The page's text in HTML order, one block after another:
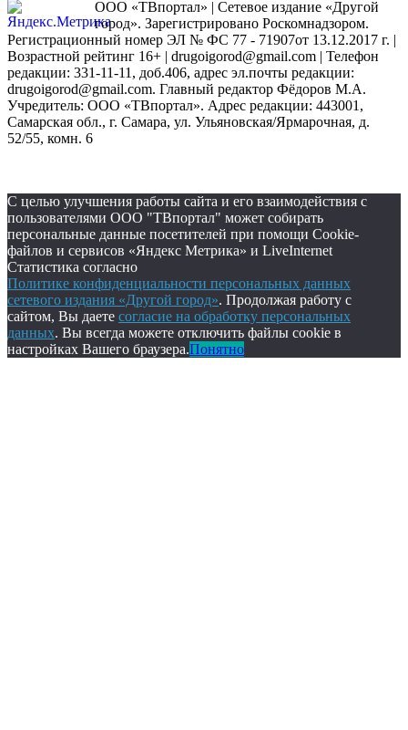
ООО «ТВпортал» | Сетевое издание «Другой
город». Зарегистрировано Роскомнадзором.
Регистрационный номер ЭЛ № ФС 77 - 71907от 13.12.2017 г. |
Возрастной рейтинг 16+ | drugoigorod@gmail.com | Телефон
редакции: 331-11-11, доб.406, адрес эл.почты редакции:
drugoigorod@gmail.com. Главный редактор Фёдоров М.А.
Учредитель: ООО «ТВпортал». Адрес редакции: 443001,
Самарская обл., г. Самара, ул. Ульяновская/Ярмарочная, д.
52/55, комн. 6
С целью улучшения работы сайта и его взаимодействия с
пользователями ООО "ТВпортал" может собирать
персональные данные посетителей при помощи Cookie-
файлов и сервисов «Яндекс Метрика» и LiveInternet
Статистика согласно
Политике конфиденциальности персональных данных
сетевого издания «Другой город». Продолжая работу с
сайтом, Вы даете согласие на обработку персональных
данных. Вы всегда можете отключить файлы cookie в
настройках Вашего браузера.Понятно